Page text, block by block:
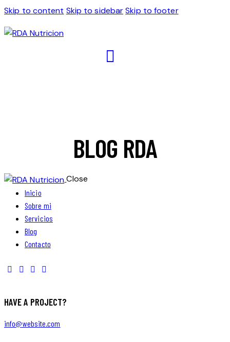
Skip to content Skip to sidebar Skip to footer
BLOG RDA
Close
Inicio
Sobre mi
Servicios
Blog
Contacto
HAVE A PROJECT?
info@website.com